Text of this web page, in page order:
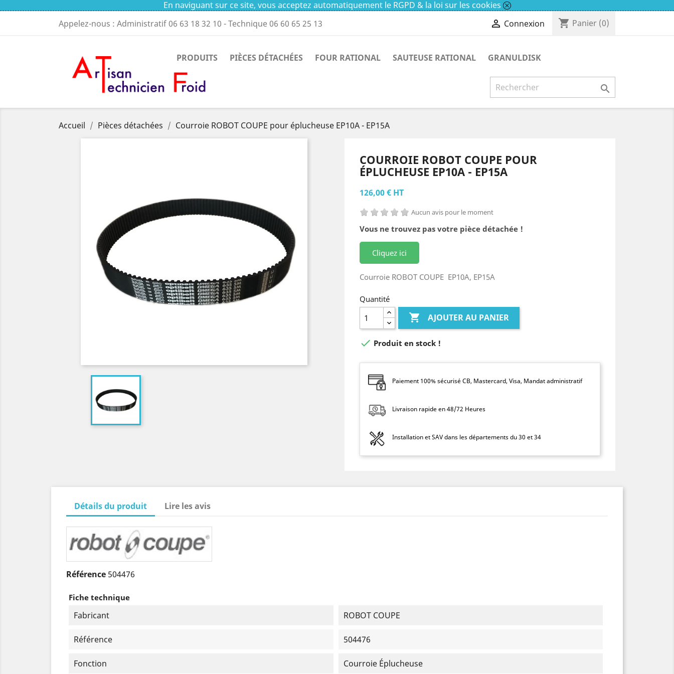
En naviguant sur ce site, vous acceptez automatiquement le RGPD & la loi sur les cookies
Appelez-nous : Administratif06 63 18 32 10 - Technique 06 60 65 25 13  Connexion shopping_cart Panier (0)
PRODUITS PIÈCES DÉTACHÉES FOUR RATIONAL SAUTEUSE RATIONAL GRANULDISK

Accueil Pièces détachées Courroie ROBOT COUPE pour éplucheuse EP10A - EP15A
COURROIE ROBOT COUPE POUR
ÉPLUCHEUSE EP10A - EP15A
126,00 € HT
Aucun avis pour le moment
Vous ne trouvez pas votre pièce détachée !
Cliquez ici
Courroie ROBOT COUPE EP10A, EP15A
Quantité
 AJOUTER AU PANIER
 Produit en stock !
Paiement 100% sécurisé CB, Mastercard, Visa, Mandat administratif
Livraison rapide en 48/72 Heures
Installation et SAV dans les départements du 30 et 34
Détails du produit Lire les avis
Référence 504476
Fiche technique
Fabricant ROBOT COUPE
Référence 504476
Fonction Courroie Éplucheuse